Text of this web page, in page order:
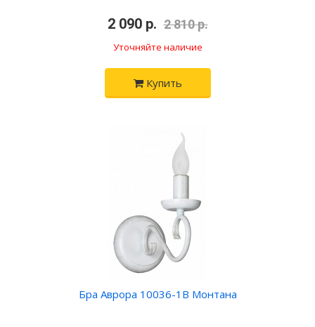
2 090 р. 2 810 р.
Уточняйте наличие
Купить
Бра Аврора 10036-1B Монтана